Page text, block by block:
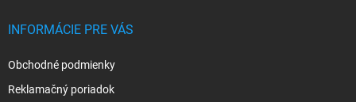
INFORMÁCIE PRE VÁS
Obchodné podmienky
Reklamačný poriadok